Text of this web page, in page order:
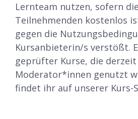
Lernteam nutzen, sofern
Teilnehmenden kostenlos
gegen die
Kursanbieterin/s verstößt.
geprüfter Kurse, die
Moderator*innen genutzt
findet ihr auf unserer Kurs-